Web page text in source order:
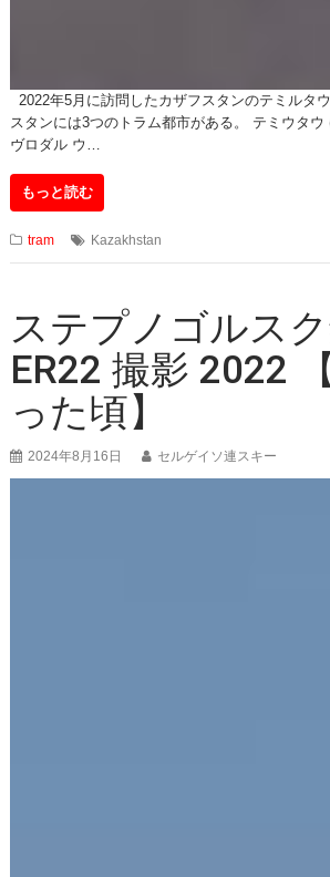
2022年5月に訪問したカザフスタンのテミルタ
スタンには3つのトラム都市がある。 テミウタ
ヴロダル ウ…
もっと読む
tram Kazakhstan
ステプノゴルス
ER22 撮影 2022
った頃】
2024年8月16日 セルゲイソ連スキー